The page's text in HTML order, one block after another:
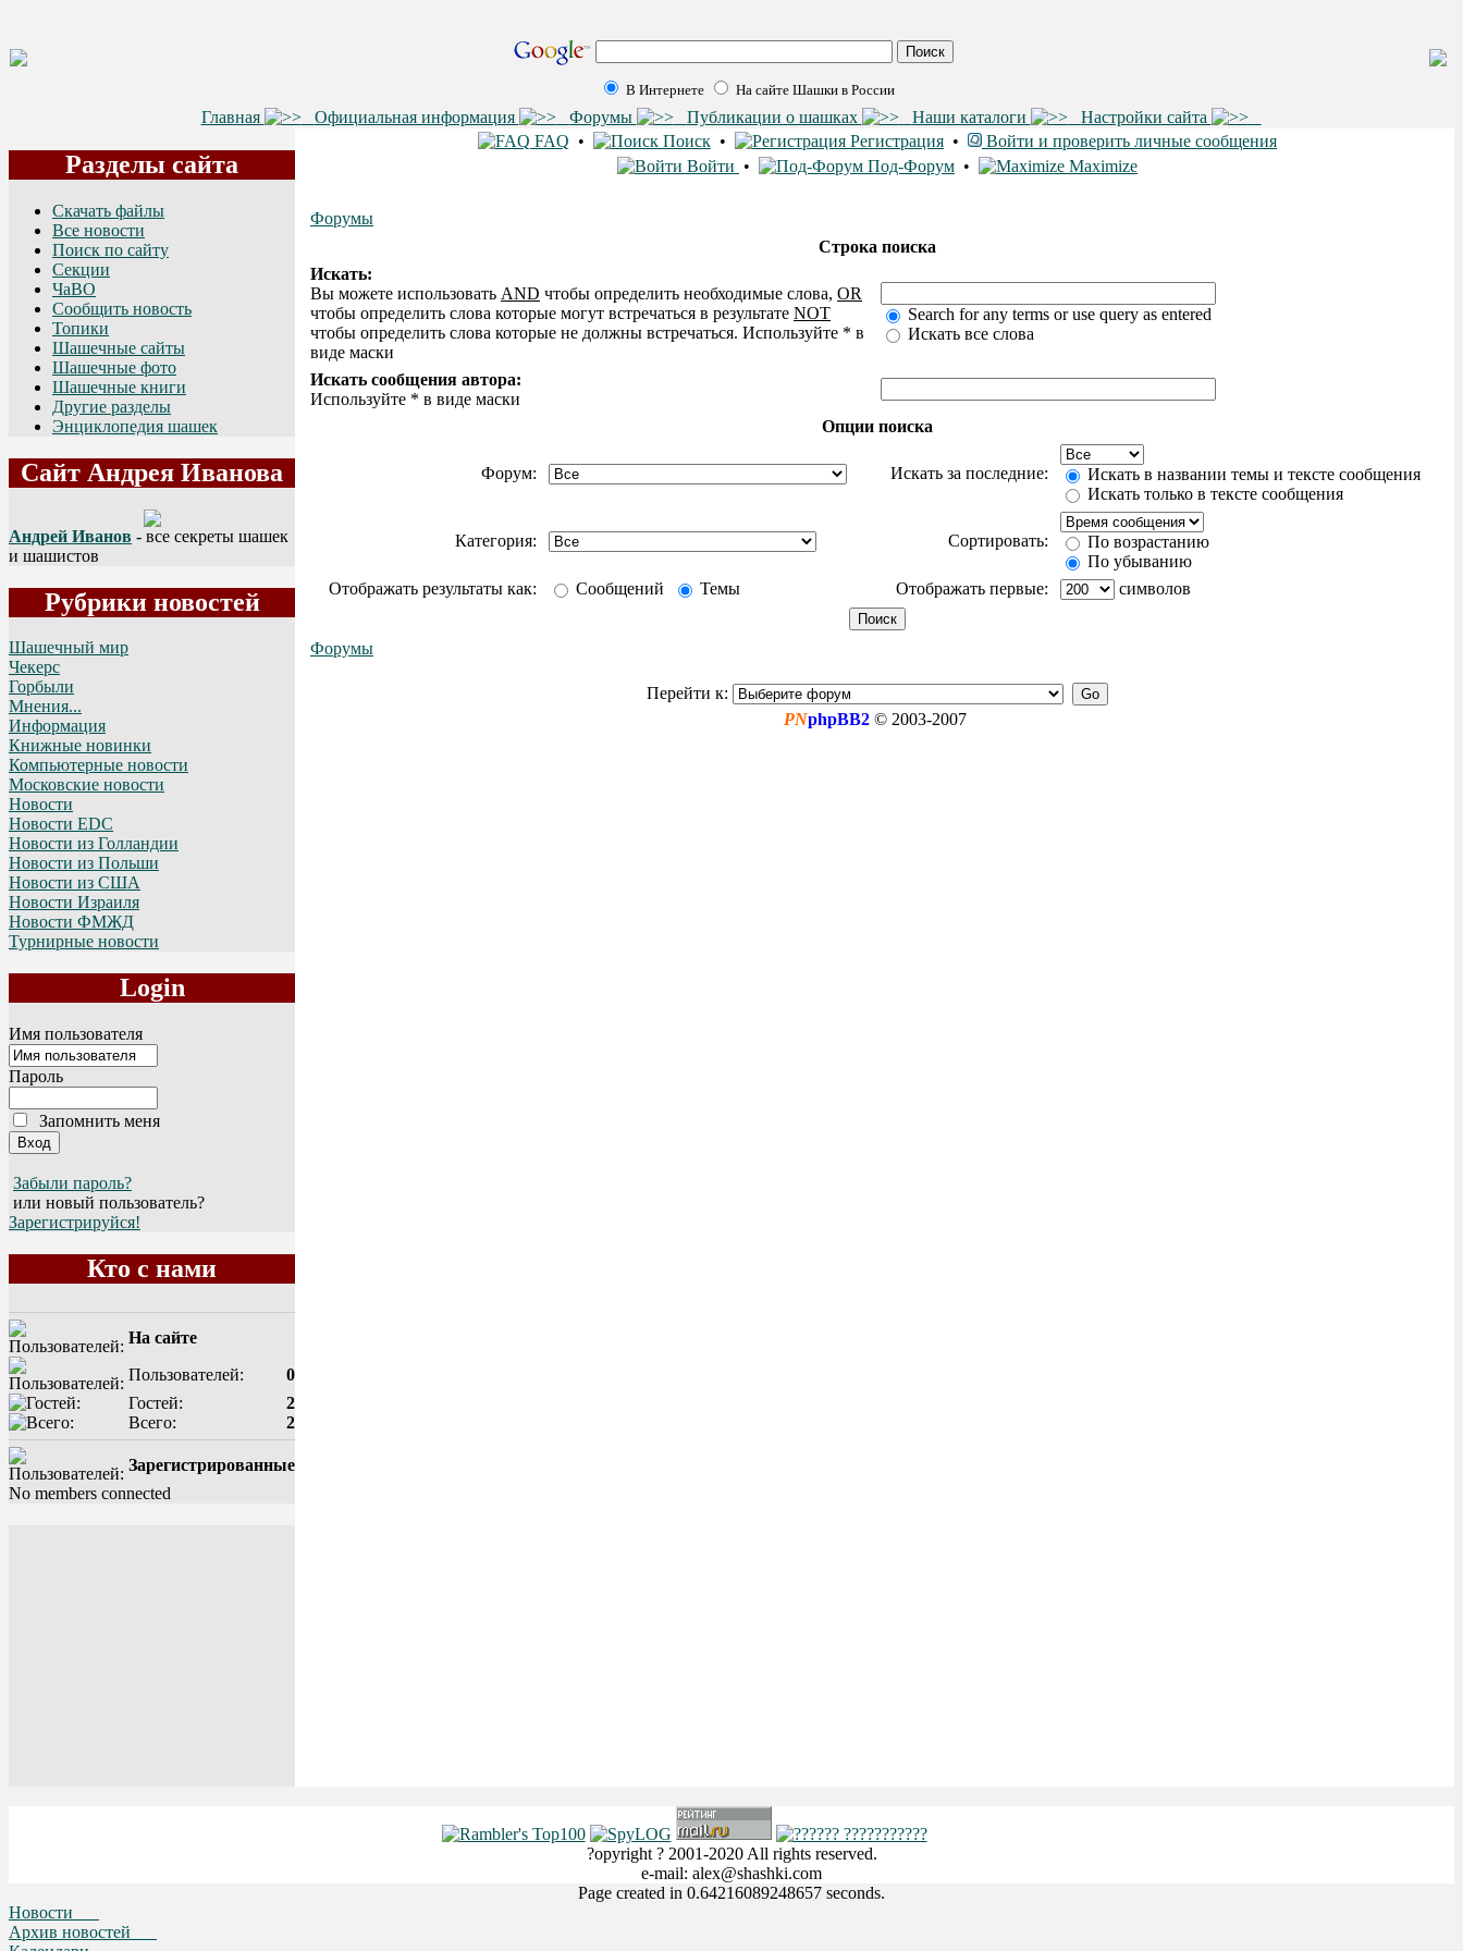
В Интернете На сайте Шашки в России
Главная Официальная информация Форумы Публикации о шашках Наши каталоги Настройки сайта
Разделы сайта
Скачать файлы
Все новости
Поиск по сайту
Секции
ЧаВО
Сообщить новость
Топики
Шашечные сайты
Шашечные фото
Шашечные книги
Другие разделы
Энциклопедия шашек
Сайт Андрея Иванова
Андрей Иванов - все секреты шашек
и шашистов
Рубрики новостей
Шашечный мир
Чекерс
Горбыли
Мнения...
Информация
Книжные новинки
Компьютерные новости
Московские новости
Новости
Новости EDC
Новости из Голландии
Новости из Польши
Новости из США
Новости Израиля
Новости ФМЖД
Турнирные новости
Login
Имя пользователя
Пароль
Запомнить меня
Забыли пароль?
или новый пользователь?
Зарегистрируйся!
Кто с нами
На сайте
Пользователей:
0
Гостей:
2
Всего:
2
Зарегистрированные
No members connected
FAQ • Поиск • Регистрация •
Войти и проверить личные сообщения
Войти • Под-Форум • Maximize
Форумы
Строка поиска
Искать:
Вы можете использовать AND чтобы определить необходимые слова, OR
чтобы определить слова которые могут встречаться в результате NOT
чтобы определить слова которые не должны встречаться. Используйте * в
виде маски
Search for any terms or use query as entered
Искать все слова
Искать сообщения автора:
Используйте * в виде маски
Опции поиска
Форум: Искать за последние:
Искать в названии темы и тексте сообщения
Искать только в тексте сообщения
Категория: Сортировать:
По возрастанию
По убыванию
Отображать результаты как:
Сообщений Темы Отображать первые: символов
Форумы
Перейти к:
PNphpBB2 © 2003-2007
?opyright ? 2001-2020 All rights reserved.
e-mail: alex@shashki.com
Page created in 0.64216089248657 seconds.
Новости
Архив новостей